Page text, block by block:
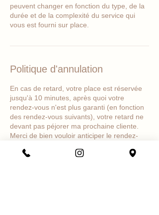
peuvent changer en fonction du type, de la
durée et de la complexité du service qui
vous est fourni sur place.
Politique d'annulation
En cas de retard, votre place est réservée
jusqu'à 10 minutes, après quoi votre
rendez-vous n'est plus garanti (en fonction
des rendez-vous suivants), votre retard ne
devant pas péjorer ma prochaine cliente.
Merci de bien vouloir anticiper le rendez-